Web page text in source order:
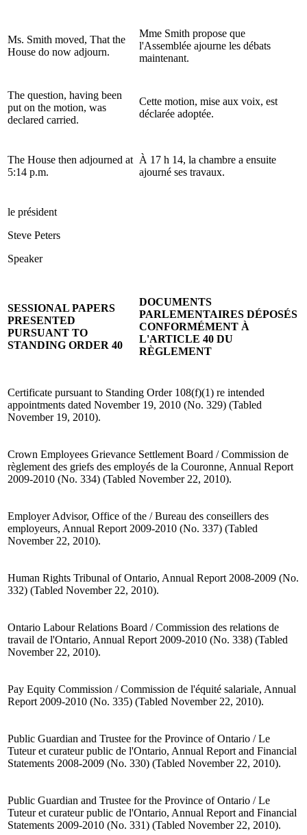
Ms. Smith moved, That the
House do now adjourn.
Mme Smith propose que
l'Assemblée ajourne les débats
maintenant.
The question, having been
put on the motion, was
declared carried.
Cette motion, mise aux voix, est
déclarée adoptée.
The House then adjourned at
5:14 p.m.
À 17 h 14, la chambre a ensuite
ajourné ses travaux.
le président
Steve Peters
Speaker
SESSIONAL PAPERS
PRESENTED
PURSUANT TO
STANDING ORDER 40
DOCUMENTS
PARLEMENTAIRES DÉPOSÉS
CONFORMÉMENT À
L'ARTICLE 40 DU
RÈGLEMENT
Certificate pursuant to Standing Order 108(f)(1) re intended
appointments dated November 19, 2010 (No. 329) (Tabled
November 19, 2010).
Crown Employees Grievance Settlement Board / Commission de
règlement des griefs des employés de la Couronne, Annual Report
2009-2010 (No. 334) (Tabled November 22, 2010).
Employer Advisor, Office of the / Bureau des conseillers des
employeurs, Annual Report 2009-2010 (No. 337) (Tabled
November 22, 2010).
Human Rights Tribunal of Ontario, Annual Report 2008-2009 (No.
332) (Tabled November 22, 2010).
Ontario Labour Relations Board / Commission des relations de
travail de l'Ontario, Annual Report 2009-2010 (No. 338) (Tabled
November 22, 2010).
Pay Equity Commission / Commission de l'équité salariale, Annual
Report 2009-2010 (No. 335) (Tabled November 22, 2010).
Public Guardian and Trustee for the Province of Ontario / Le
Tuteur et curateur public de l'Ontario, Annual Report and Financial
Statements 2008-2009 (No. 330) (Tabled November 22, 2010).
Public Guardian and Trustee for the Province of Ontario / Le
Tuteur et curateur public de l'Ontario, Annual Report and Financial
Statements 2009-2010 (No. 331) (Tabled November 22, 2010).